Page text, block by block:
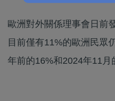
歐洲對外關係理事會日前
目前僅有11%的歐洲民眾
年前的16%和2024年11月